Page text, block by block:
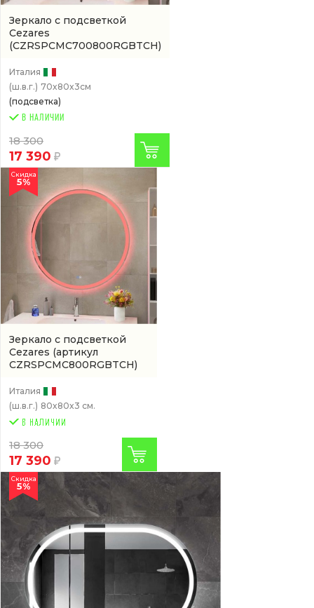
Зеркало с подсветкой
Cezares
(CZRSPCMC700800RGBTCH)
Италия
(ш.в.г.) 70x80x3см
(подсветка)
В НАЛИЧИИ
18 300
17 390
Зеркало с подсветкой
Cezares (артикул
CZRSPCMC800RGBTCH)
Скидка
5%
Италия
(ш.в.г.) 80x80x3 см.
18 300
17 390
Скидка
5%